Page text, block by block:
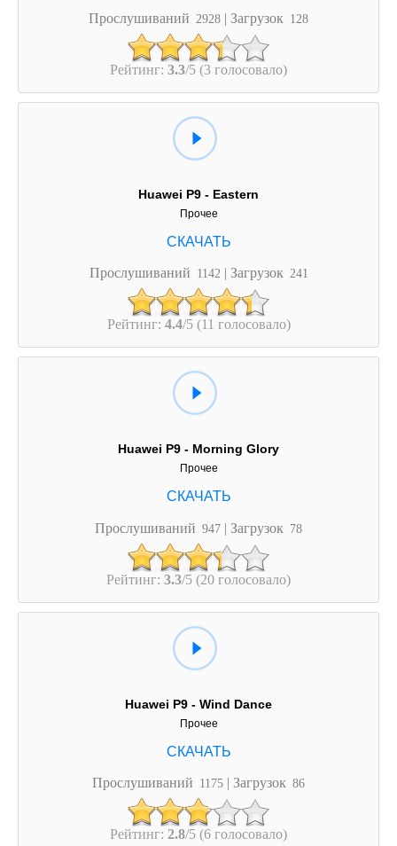
Прослушиваний 2928 | Загрузок 128
Рейтинг: 3.3/5 (3 голосовало)
Huawei P9 - Eastern
Прочее
Прослушиваний 1142 | Загрузок 241
Рейтинг: 4.4/5 (11 голосовало)
Huawei P9 - Morning Glory
Прочее
Прослушиваний 947 | Загрузок 78
Рейтинг: 3.3/5 (20 голосовало)
Huawei P9 - Wind Dance
Прочее
Прослушиваний 1175 | Загрузок 86
Рейтинг: 2.8/5 (6 голосовало)